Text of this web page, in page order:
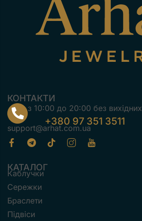
КОНТАКТИ
з 10:00 до 20:00 без вихідних
+380 97 351 3511
support@arhat.com.ua
КАТАЛОГ
Каблучки
Сережки
Браслети
Підвіси